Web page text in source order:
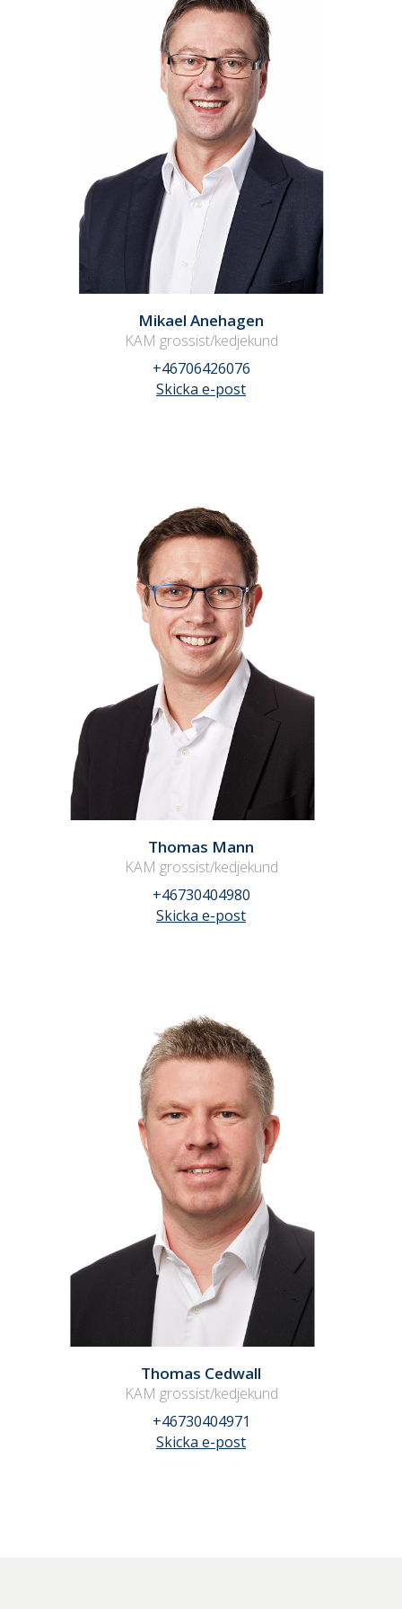
Mikael Anehagen
KAM grossist/kedjekund
+46706426076
Skicka e-post
Thomas Mann
KAM grossist/kedjekund
+46730404980
Skicka e-post
Thomas Cedwall
KAM grossist/kedjekund
+46730404971
Skicka e-post